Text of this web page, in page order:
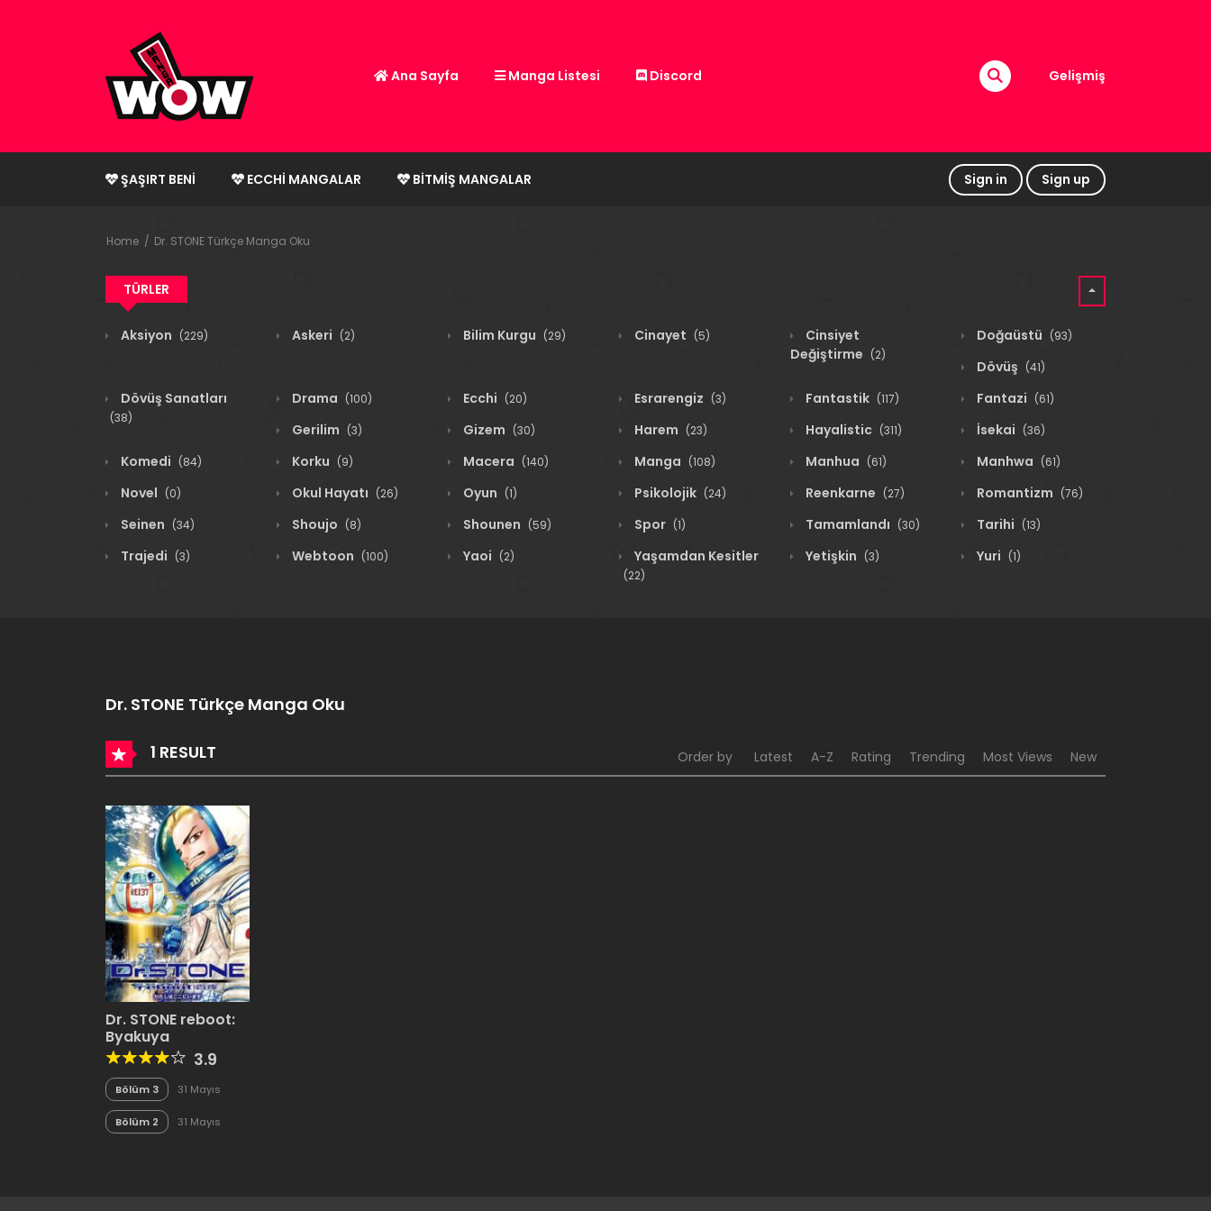
Ana Sayfa Manga Listesi Discord Gelişmiş
ŞAŞIRT BENI ECCHI MANGALAR BITMIŞ MANGALAR Sign in Sign up
Home Dr. STONE Türkçe Manga Oku
TÜRLER
Aksiyon (229) Askeri (2) Bilim Kurgu (29) Cinayet (5)
Cinsiyet
Değiştirme (2)
Doğaüstü (93)
Dövüş (41)
Dövüş Sanatları
(38)
Drama (100) Ecchi (20) Esrarengiz (3) Fantastik (117) Fantazi (61)
Gerilim (3) Gizem (30) Harem (23) Hayalistic (311) İsekai (36)
Komedi (84) Korku (9) Macera (140) Manga (108) Manhua (61) Manhwa (61)
Novel (0) Okul Hayatı (26) Oyun (1) Psikolojik (24) Reenkarne (27) Romantizm (76)
Seinen (34) Shoujo (8) Shounen (59) Spor (1) Tamamlandı (30) Tarihi (13)
Trajedi (3) Webtoon (100) Yaoi (2) Yaşamdan Kesitler
(22)
Yetişkin (3) Yuri (1)
Dr. STONE Türkçe Manga Oku
1 RESULT Order by Latest A-Z Rating Trending Most Views New
Dr. STONE reboot:
Byakuya
3.9
Bölüm 3
31 Mayıs
Bölüm 2
31 Mayıs